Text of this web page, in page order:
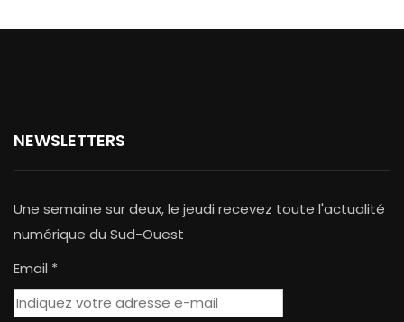
NEWSLETTERS
Une semaine sur deux, le jeudi recevez toute l'actualité
numérique du Sud-Ouest
Email *